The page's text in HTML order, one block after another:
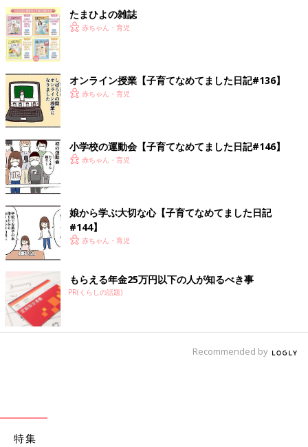
たまひよの雑誌
赤ちゃん・育児
オンライン授業【子育てなめてました日記#136】
赤ちゃん・育児
小学校の運動会【子育てなめてました日記#146】
赤ちゃん・育児
娘から学ぶ大切な心【子育てなめてました日記
#144】
赤ちゃん・育児
もらえる年金25万円以下の人が知るべき事
PR(くらしの話題)
Recommended by
特集